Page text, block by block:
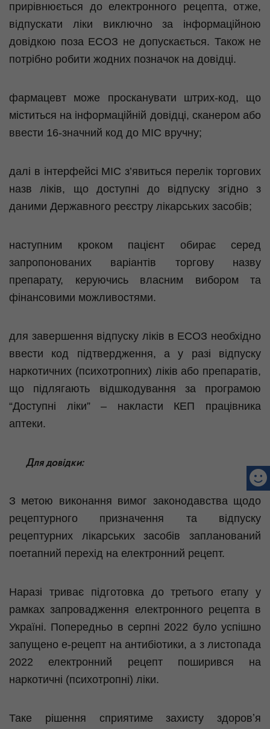
прирівнюється до електронного рецепта, отже,
відпускати ліки виключно за інформаційною
довідкою поза ЕСОЗ не допускається. Також не
потрібно робити жодних позначок на довідці.
фармацевт може просканувати штрих-код, що
міститься на інформаційній довідці, сканером або
ввести 16-значний код до МІС вручну;
далі в інтерфейсі МІС з’явиться перелік торгових
назв ліків, що доступні до відпуску згідно з
даними Державного реєстру лікарських засобів;
наступним кроком пацієнт обирає серед
запропонованих варіантів торгову назву
препарату, керуючись власним вибором та
фінансовими можливостями.
для завершення відпуску ліків в ЕСОЗ необхідно
ввести код підтвердження, а у разі відпуску
наркотичних (психотропних) ліків або препаратів,
що підлягають відшкодування за програмою
“Доступні ліки” – накласти КЕП працівника
аптеки.
Для довідки:
З метою виконання вимог законодавства щодо
рецептурного призначення та відпуску
рецептурних лікарських засобів запланований
поетапний перехід на електронний рецепт.
Наразі триває підготовка до третього етапу у
рамках запровадження електронного рецепта в
Україні. Попередньо в серпні 2022 було успішно
запущено е-рецепт на антибіотики, а з листопада
2022 електронний рецепт поширився на
наркотичні (психотропні) ліки.
Таке рішення сприятиме захисту здоровʼя